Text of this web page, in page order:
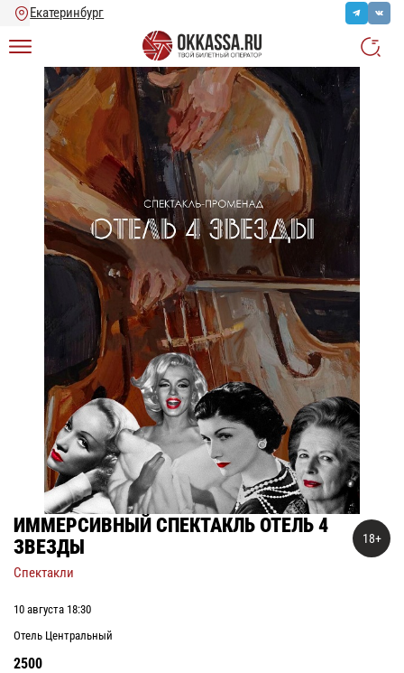
Главная Спектакли / Иммерсивный спектакль Отель 4 Звезды
ИММЕРСИВНЫЙ СПЕКТАКЛЬ ОТЕЛЬ 4
ЗВЕЗДЫ
18+
Спектакли
10 августа 18:30
2500
Отель Центральный